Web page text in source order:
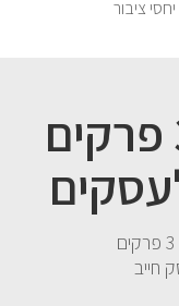
ציבור
קבלו במתנה 3 פרקים
קבלו למייל קובץ PDF המכיל 3 פרקים
חייב